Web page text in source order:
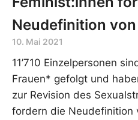
Neudefinition
10. Mai 2021
11’710 Einzelpersonen
Frauen* gefolgt und
zur Revision des
fordern die Neudefinition